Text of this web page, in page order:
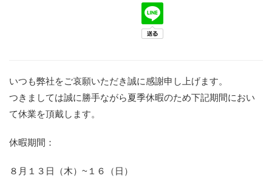
いつも弊社をご哀願いただき誠に感謝申し上げます。
つきましては誠に勝手ながら夏季休暇のため下記期間におい
て休業を頂戴します。
休暇期間：
８月１３日（木）~１６（日）